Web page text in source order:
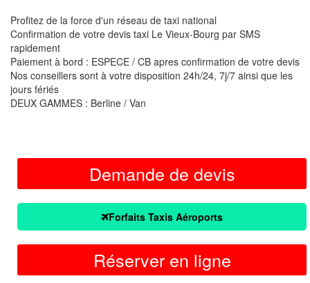
Profitez de la force d'un réseau de taxi national
Confirmation de votre devis taxi Le Vieux-Bourg par SMS
rapidement
Paiement à bord : ESPECE / CB apres confirmation de votre devis
Nos conseillers sont à votre disposition 24h/24, 7j/7 ainsi que les
jours fériés
DEUX GAMMES : Berline / Van
Demande de devis
Forfaits Taxis Aéroports
Réserver en ligne